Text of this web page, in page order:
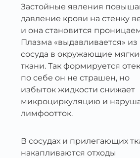
Застойные явления
давление крови на стенку
и она становится
Плазма «выдавливается» из
сосуда в окружающие
ткани. Так формируется
по себе он не страшен, но
избыток жидкости снижает
микроциркуляцию и
лимфоотток.
В сосудах и прилегающих
накапливаются отходы